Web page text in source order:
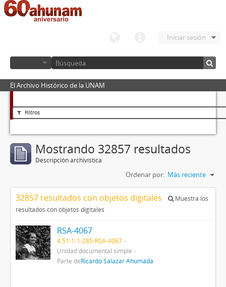
Iniciar sesión
El Archivo Histórico de la UNAM
Filtros
Mostrando 32857 resultados
Descripción archivística
Ordenar por: Más reciente
32857 resultados con objetos digitales
Muestra los
resultados con objetos digitales
RSA-4067
4.51-1-1-285-RSA-4067
Unidad documental simple
Parte deRicardo Salazar Ahumada